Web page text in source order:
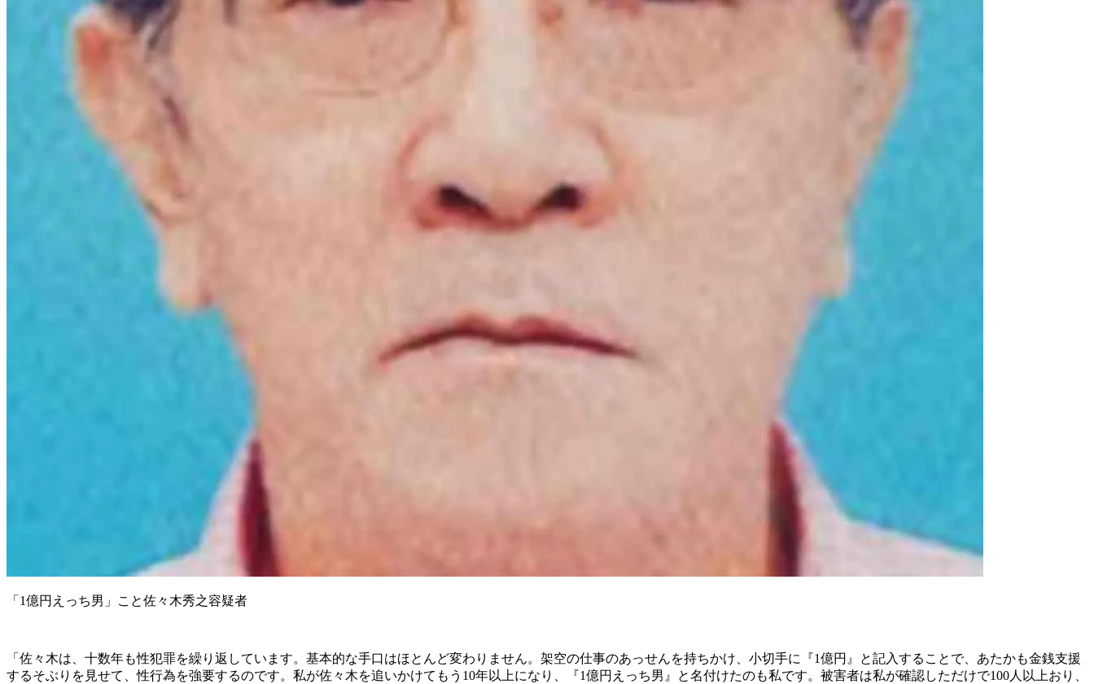
「1億円えっち男」こと佐々木秀之容疑者
「佐々木は、十数年も性犯罪を繰り返しています。基本的な手口はほとんど変わりません。架空の仕事のあっせんを持ちかけ、小切手に『1億円』と記入することで、あたかも金銭支援
するそぶりを見せて、性行為を強要するのです。私が佐々木を追いかけてもう10年以上になり、『1億円えっち男』と名付けたのも私です。被害者は私が確認しただけで100人以上おり、